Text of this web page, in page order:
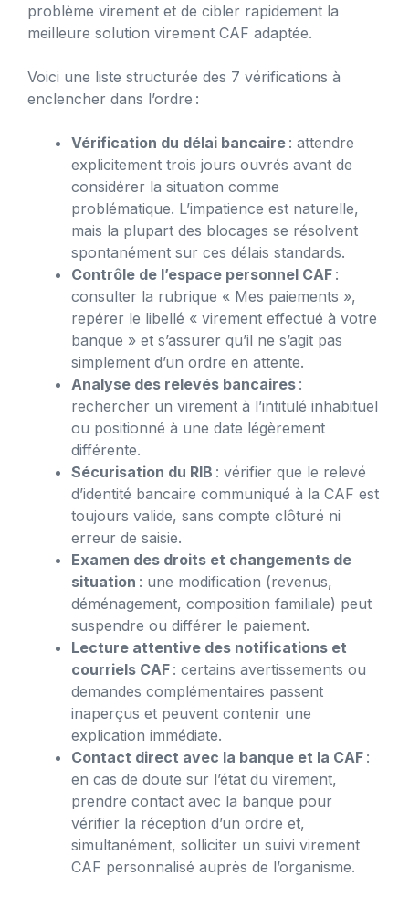
problème virement et de cibler rapidement la
meilleure solution virement CAF adaptée.
Voici une liste structurée des 7 vérifications à
enclencher dans l’ordre :
Vérification du délai bancaire : attendre
explicitement trois jours ouvrés avant de
considérer la situation comme
problématique. L’impatience est naturelle,
mais la plupart des blocages se résolvent
spontanément sur ces délais standards.
Contrôle de l’espace personnel CAF :
consulter la rubrique « Mes paiements »,
repérer le libellé « virement effectué à votre
banque » et s’assurer qu’il ne s’agit pas
simplement d’un ordre en attente.
Analyse des relevés bancaires :
rechercher un virement à l’intitulé inhabituel
ou positionné à une date légèrement
différente.
Sécurisation du RIB : vérifier que le relevé
d’identité bancaire communiqué à la CAF est
toujours valide, sans compte clôturé ni
erreur de saisie.
Examen des droits et changements de
situation : une modification (revenus,
déménagement, composition familiale) peut
suspendre ou différer le paiement.
Lecture attentive des notifications et
courriels CAF : certains avertissements ou
demandes complémentaires passent
inaperçus et peuvent contenir une
explication immédiate.
Contact direct avec la banque et la CAF :
en cas de doute sur l’état du virement,
prendre contact avec la banque pour
vérifier la réception d’un ordre et,
simultanément, solliciter un suivi virement
CAF personnalisé auprès de l’organisme.